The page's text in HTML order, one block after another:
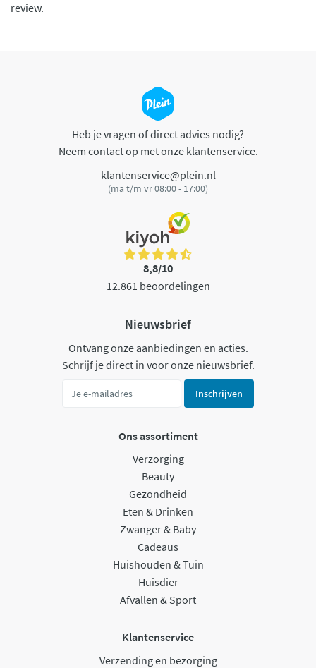
review.
Heb je vragen of direct advies nodig?
Neem contact op met onze klantenservice.
klantenservice@plein.nl
(ma t/m vr 08:00 - 17:00)
8,8/10
12.861 beoordelingen
Nieuwsbrief
Ontvang onze aanbiedingen en acties.
Schrijf je direct in voor onze nieuwsbrief.
Inschrijven
Ons assortiment
Verzorging
Beauty
Gezondheid
Eten & Drinken
Zwanger & Baby
Cadeaus
Huishouden & Tuin
Huisdier
Afvallen & Sport
Klantenservice
Verzending en bezorging